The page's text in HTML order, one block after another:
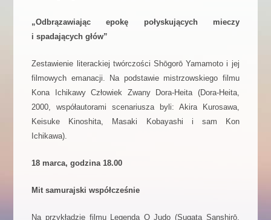
„Odbrązawiając epokę połyskujących mieczy
i spadających głów”
Zestawienie literackiej twórczości Shōgorō Yamamoto i jej
filmowych emanacji. Na podstawie mistrzowskiego filmu
Kona Ichikawy Człowiek Zwany Dora-Heita (Dora-Heita,
2000, współautorami scenariusza byli: Akira Kurosawa,
Keisuke Kinoshita, Masaki Kobayashi i sam Kon
Ichikawa).
18 marca, godzina 18.00
Mit samurajski współcześnie
Na przykładzie filmu Legenda O Judo (Sugata Sanshirō,